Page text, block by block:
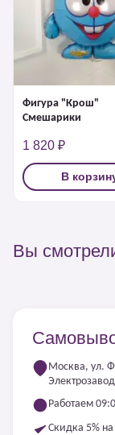
Фигура "Крош"
Смешарики
1 820 ₽
В
Вы
Москва, ул.
Работаем
Скидка 5%